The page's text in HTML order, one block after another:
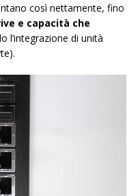
così nettamente, fino
e capacità che
l’integrazione di unità